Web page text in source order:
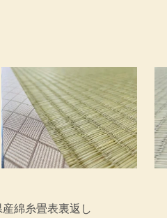
綿糸畳表裏返し